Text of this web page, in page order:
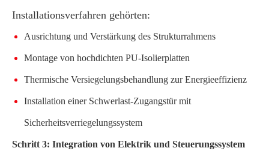
Installationsverfahren gehörten:
Ausrichtung und Verstärkung des Strukturrahmens
Montage von hochdichten PU-Isolierplatten
Thermische Versiegelungsbehandlung zur Energieeffizienz
Installation einer Schwerlast-Zugangstür mit
Sicherheitsverriegelungssystem
Schritt 3: Integration von Elektrik und Steuerungssystem